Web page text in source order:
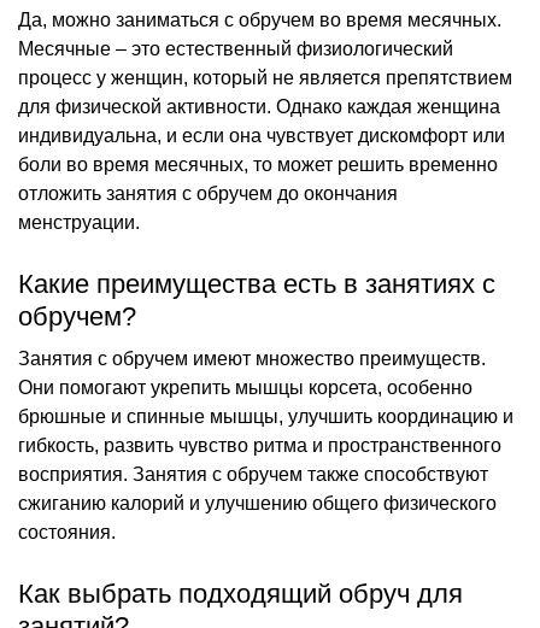
Да, можно заниматься с обручем во время месячных.
Месячные – это естественный физиологический
процесс у женщин, который не является препятствием
для физической активности. Однако каждая женщина
индивидуальна, и если она чувствует дискомфорт или
боли во время месячных, то может решить временно
отложить занятия с обручем до окончания
менструации.
Какие преимущества есть в занятиях с
обручем?
Занятия с обручем имеют множество преимуществ.
Они помогают укрепить мышцы корсета, особенно
брюшные и спинные мышцы, улучшить координацию и
гибкость, развить чувство ритма и пространственного
восприятия. Занятия с обручем также способствуют
сжиганию калорий и улучшению общего физического
состояния.
Как выбрать подходящий обруч для